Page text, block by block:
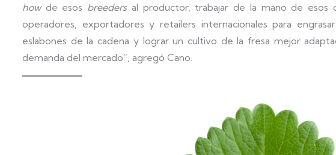
howde esos breedersal productor, trabajar de la mano de esos
operadores, exportadores y retailers internacionales para
eslabones de la cadena y lograr un cultivo de la fresa mejor
demanda del mercado”, agregó Cano.